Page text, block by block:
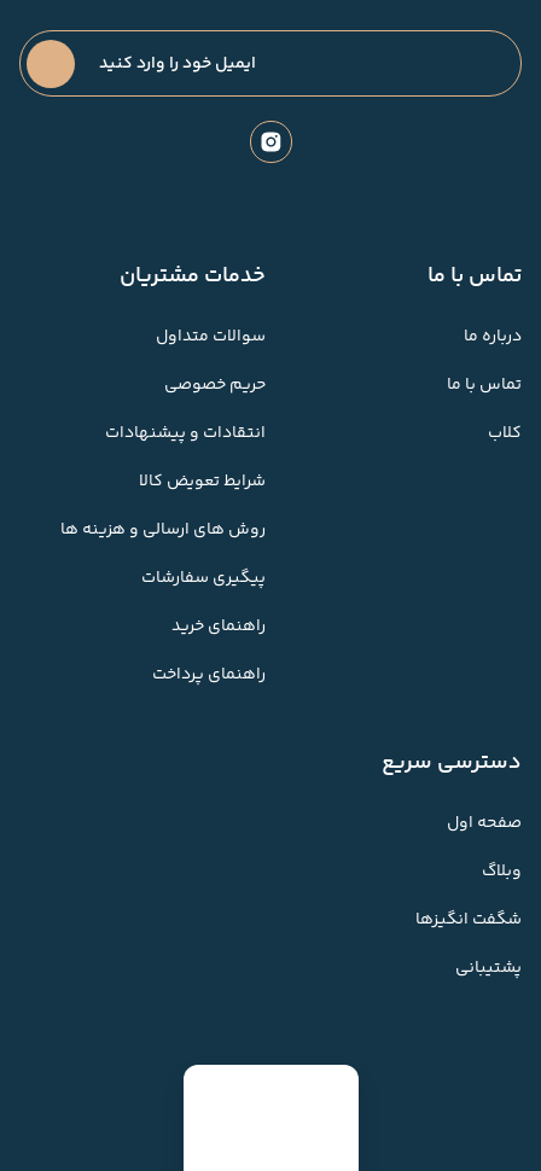
تماس با ما
درباره ما
تماس با ما
کلاب
خدمات مشتریان
سوالات متداول
حریم خصوصی
انتقادات و پیشنهادات
شرایط تعویض کالا
روش های ارسالی و هزینه ها
پیگیری سفارشات
راهنمای خرید
راهنمای پرداخت
دسترسی سریع
صفحه اول
وبلاگ
شگفت انگیزها
پشتیبانی